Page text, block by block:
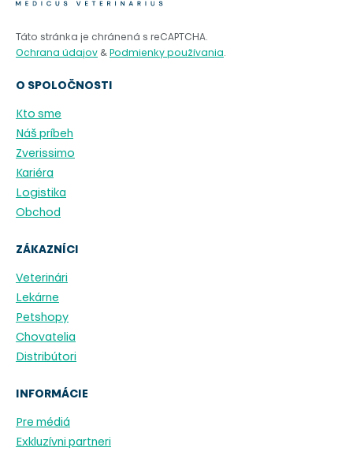
Táto stránka je chránená s reCAPTCHA.
Ochrana údajov & Podmienky používania.
O SPOLOČNOSTI
Kto sme
Náš príbeh
Zverissimo
Kariéra
Logistika
Obchod
ZÁKAZNÍCI
Veterinári
Lekárne
Petshopy
Chovatelia
Distribútori
INFORMÁCIE
Pre médiá
Exkluzívni partneri